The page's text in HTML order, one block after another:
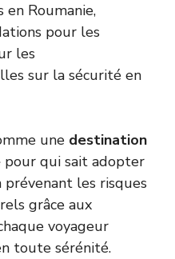
en Roumanie,
pour les
les
sur la sécurité en
une destination
pour qui sait adopter
prévenant les risques
grâce aux
voyageur
toute sérénité.